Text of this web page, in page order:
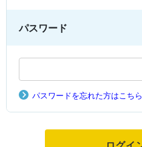
パスワード
パスワードを忘れた方はこちら